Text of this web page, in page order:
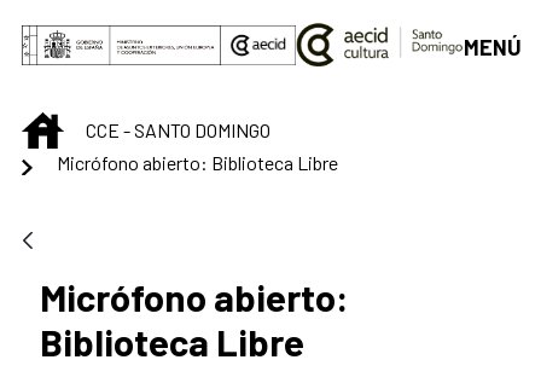
Saltar al contenido principal
MENÚ
INICIOCCE - SANTO DOMINGO
Micrófono abierto: Biblioteca Libre
Micrófono abierto:
Biblioteca Libre